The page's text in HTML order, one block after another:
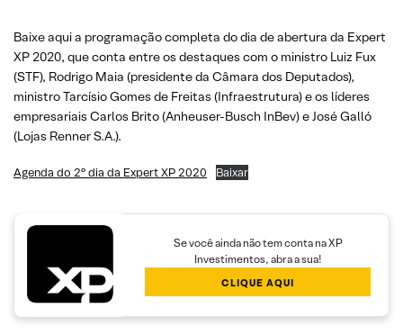
Baixe aqui a programação completa do dia de abertura da Expert
XP 2020, que conta entre os destaques com o ministro Luiz Fux
(STF), Rodrigo Maia (presidente da Câmara dos Deputados),
ministro Tarcísio Gomes de Freitas (Infraestrutura) e os líderes
empresariais Carlos Brito (Anheuser-Busch InBev) e José Galló
(Lojas Renner S.A.).
Agenda do 2° dia da Expert XP 2020 Baixar
Se você ainda não tem conta na XP
Investimentos, abra a sua!
CLIQUE AQUI